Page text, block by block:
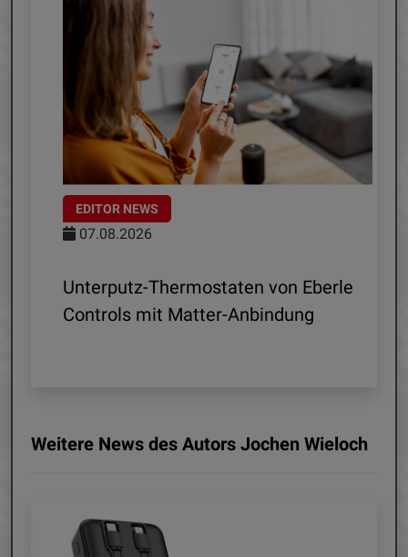
EDITOR NEWS
07.08.2026
Unterputz-Thermostaten von Eberle
Controls mit Matter-Anbindung
Weitere News des Autors Jochen Wieloch